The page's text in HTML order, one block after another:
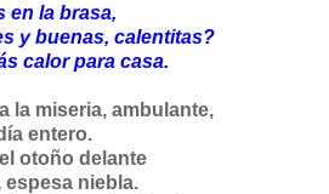
en la brasa,
y buenas, calentitas?
calor para casa.
la miseria, ambulante,
entero.
otoño delante
niebla.